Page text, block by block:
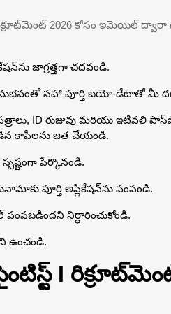
రిక్రూట్‌మెంట్ 2026 కోసం ఇమెయిల్ ద్వారా
జాగ్రత్తగా చదవండి.
సహా పూర్తి బయో-డేటాతో మీ
ID రుజువు మరియు ఇటీవలి
కాపీలను జత చేయండి.
పేర్కొనండి.
పూర్తి అప్లికేషన్‌ను పంపండి.
నిర్ధారించుకోండి.
ఉంచండి.
I